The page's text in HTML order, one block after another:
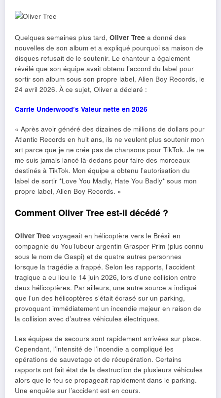
Quelques semaines plus tard, Oliver Tree a donné des
nouvelles de son album et a expliqué pourquoi sa maison de
disques refusait de le soutenir. Le chanteur a également
révélé que son équipe avait obtenu l’accord du label pour
sortir son album sous son propre label, Alien Boy Records, le
24 avril 2026. À ce sujet, Oliver a déclaré :
Carrie Underwood’s Valeur nette en 2026
« Après avoir généré des dizaines de millions de dollars pour
Atlantic Records en huit ans, ils ne veulent plus soutenir mon
art parce que je ne crée pas de chansons pour TikTok. Je ne
me suis jamais lancé là-dedans pour faire des morceaux
destinés à TikTok. Mon équipe a obtenu l’autorisation du
label de sortir *Love You Madly, Hate You Badly* sous mon
propre label, Alien Boy Records. »
Comment Oliver Tree est-il décédé ?
Oliver Tree voyageait en hélicoptère vers le Brésil en
compagnie du YouTubeur argentin Grasper Prim (plus connu
sous le nom de Gaspi) et de quatre autres personnes
lorsque la tragédie a frappé. Selon les rapports, l’accident
tragique a eu lieu le 14 juin 2026, lors d’une collision entre
deux hélicoptères. Par ailleurs, une autre source a indiqué
que l’un des hélicoptères s’était écrasé sur un parking,
provoquant immédiatement un incendie majeur en raison de
la collision avec d’autres véhicules électriques.
Les équipes de secours sont rapidement arrivées sur place.
Cependant, l’intensité de l’incendie a compliqué les
opérations de sauvetage et de récupération. Certains
rapports ont fait état de la destruction de plusieurs véhicules
alors que le feu se propageait rapidement dans le parking.
Une enquête sur l’accident est en cours.